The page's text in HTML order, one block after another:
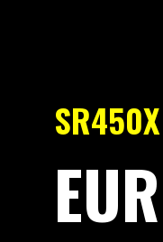
SR450X